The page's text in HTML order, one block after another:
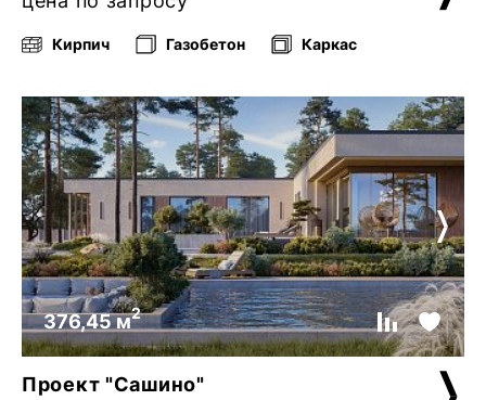
Кирпич Газобетон Каркас
376,45 м2
Проект "Сашино"